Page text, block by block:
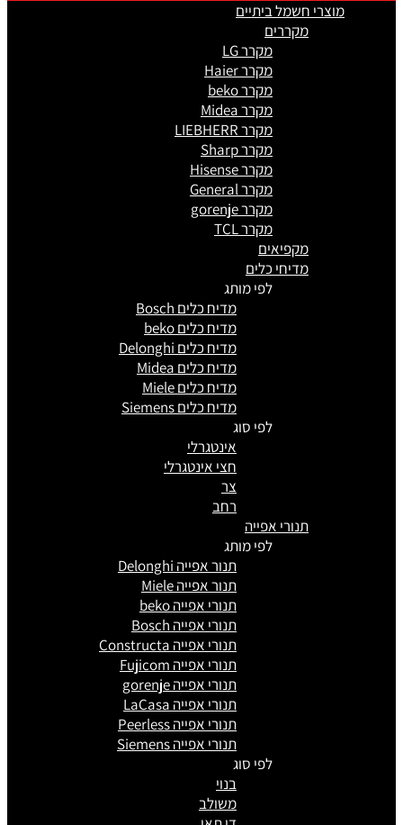
מוצרי חשמל ביתיים
מקררים
מקרר LG
מקרר Haier
מקרר beko
מקרר Midea
מקרר LIEBHERR
מקרר Sharp
מקרר Hisense
מקרר General
מקרר gorenje
מקרר TCL
מקפיאים
מדיחי כלים
לפי מותג
מדיח כלים Bosch
מדיח כלים beko
מדיח כלים Delonghi
מדיח כלים Midea
מדיח כלים Miele
מדיח כלים Siemens
לפי סוג
אינטגרלי
חצי אינטגרלי
צר
רחב
תנורי אפייה
לפי מותג
תנור אפייה Delonghi
תנור אפייה Miele
תנורי אפייה beko
תנורי אפייה Bosch
תנורי אפייה Constructa
תנורי אפייה Fujicom
תנורי אפייה gorenje
תנורי אפייה LaCasa
תנורי אפייה Peerless
תנורי אפייה Siemens
לפי סוג
בנוי
משולב